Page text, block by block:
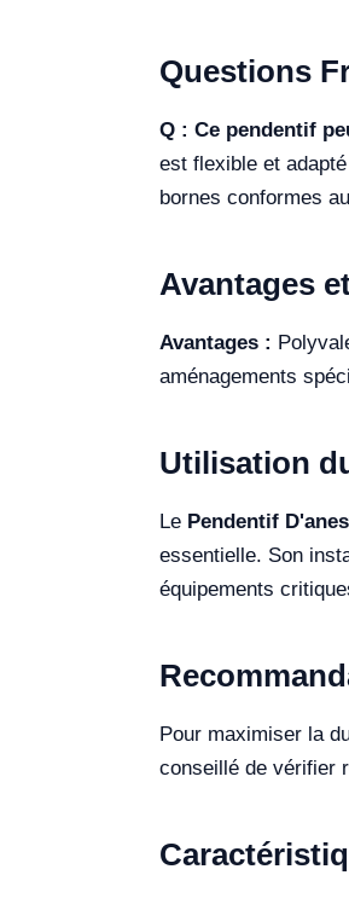
Questions
Q : Ce pendentif
est flexible et
bornes conformes
Avantages
Avantages :
aménagements
Utilisation
Le Pendentif
essentielle. Son
équipements
Pour maximiser la
conseillé de vérifier